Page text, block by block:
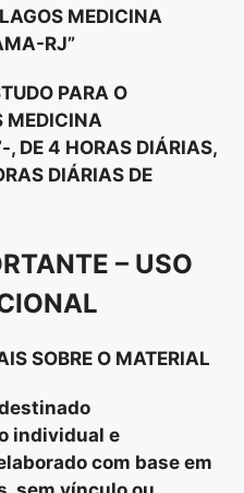
MEDICINA
RJ”
PARA O
MEDICINA
DE 4 HORAS DIÁRIAS,
DIÁRIAS DE
– USO
SOBRE O MATERIAL
individual e
com base em